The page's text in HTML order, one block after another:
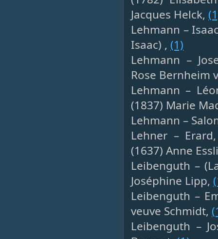
Jacques Helck,
Lehmann –
Isaac) , (1)
Lehmann –
Rose Bernheim
Lehmann –
(1837) Marie
Lehmann –
Lehner –
(1637) Anne
Leibenguth –
Joséphine Lipp,
Leibenguth –
veuve Schmidt,
Leibenguth –